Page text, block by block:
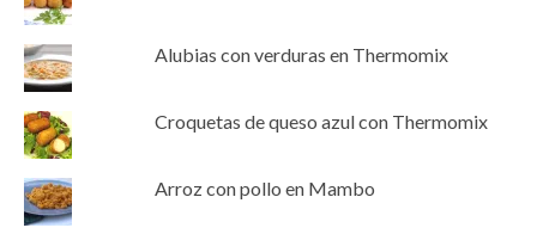
Alubias con verduras en Thermomix
Croquetas de queso azul con Thermomix
Arroz con pollo en Mambo